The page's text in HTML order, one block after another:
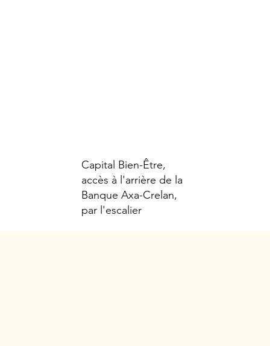
Capital Bien-Être,
accès à l'arrière de la
Banque Axa-Crelan,
par l'escalier